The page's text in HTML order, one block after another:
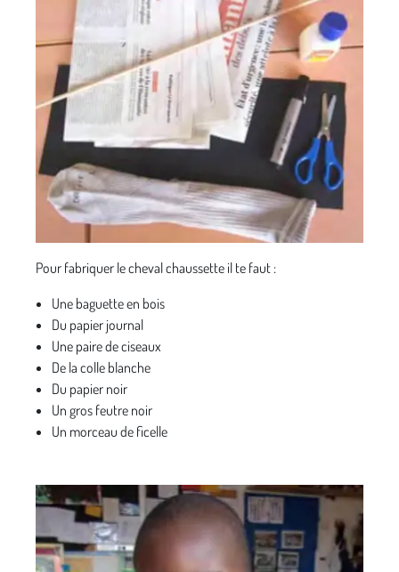
Pour fabriquer le cheval chaussette il te faut :
Une baguette en bois
Du papier journal
Une paire de ciseaux
De la colle blanche
Du papier noir
Un gros feutre noir
Un morceau de ficelle